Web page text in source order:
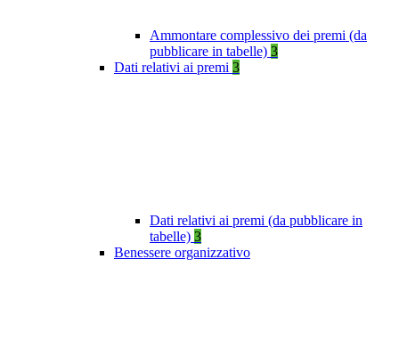
Ammontare complessivo dei premi (da
pubblicare in tabelle) 3
Dati relativi ai premi 3
Dati relativi ai premi (da pubblicare in
tabelle) 3
Benessere organizzativo